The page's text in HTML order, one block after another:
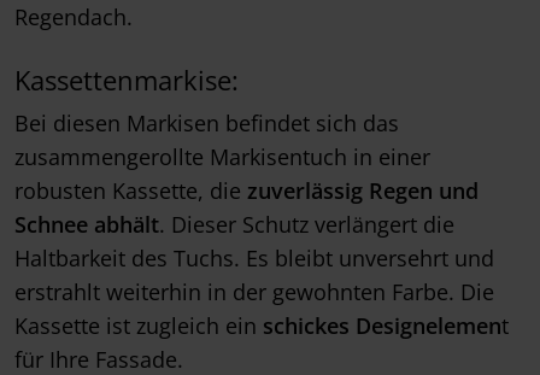
Regendach.
Kassettenmarkise:
Bei diesen Markisen befindet sich das
zusammengerollte Markisentuch in einer
robusten Kassette, die zuverlässig Regen und
Schnee abhält. Dieser Schutz verlängert die
Haltbarkeit des Tuchs. Es bleibt unversehrt und
erstrahlt weiterhin in der gewohnten Farbe. Die
Kassette ist zugleich ein schickes Designelement
für Ihre Fassade.